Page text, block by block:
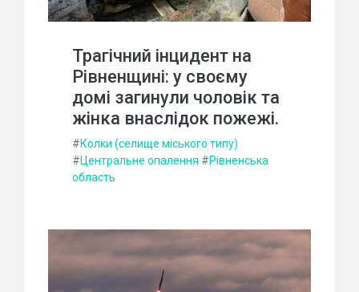
Трагічний інцидент на
Рівненщині: у своєму
домі загинули чоловік та
жінка внаслідок пожежі.
#Колки (селище міського типу)
#Центральне опалення #Рівненська
область